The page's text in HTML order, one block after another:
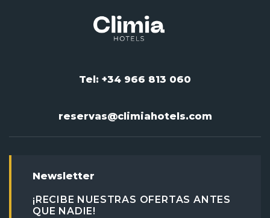
Tel: +34 966 813 060
reservas@climiahotels.com
Newsletter
¡RECIBE NUESTRAS OFERTAS ANTES
QUE NADIE!